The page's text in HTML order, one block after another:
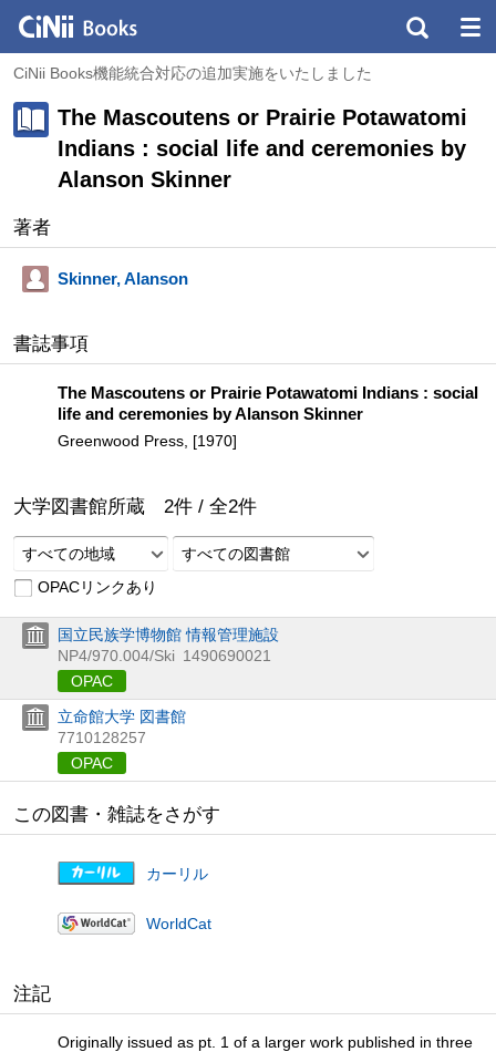
CiNii Books機能統合対応の追加実施をいたしました
The Mascoutens or Prairie Potawatomi
Indians : social life and ceremonies by
Alanson Skinner
著者
Skinner, Alanson
書誌事項
The Mascoutens or Prairie Potawatomi Indians : social
life and ceremonies by Alanson Skinner
Greenwood Press, [1970]
大学図書館所蔵 2件 / 全2件
すべての地域
すべての図書館
OPACリンクあり
国立民族学博物館 情報管理施設
NP4/970.004/Ski 1490690021
OPAC
立命館大学 図書館
7710128257
OPAC
この図書・雑誌をさがす
カーリル
WorldCat
注記
Originally issued as pt. 1 of a larger work published in three